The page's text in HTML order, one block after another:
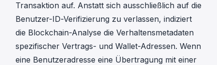
Transaktion auf. Anstatt sich ausschließlich auf die
Benutzer-ID-Verifizierung zu verlassen, indiziert
die Blockchain-Analyse die Verhaltensmetadaten
spezifischer Vertrags- und Wallet-Adressen. Wenn
eine Benutzeradresse eine Übertragung mit einer